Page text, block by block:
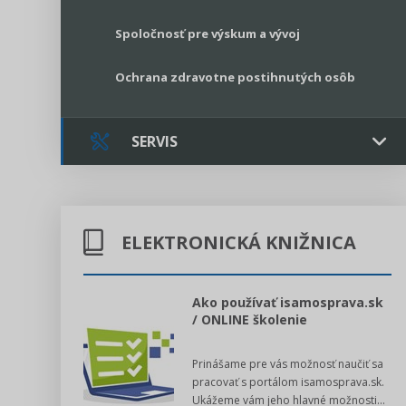
Spoločnosť pre výskum a vývoj
Ochrana zdravotne postihnutých osôb
SERVIS
Online poradenstvo
Register neziskových organizácií
Legislatívne správy
ELEKTRONICKÁ KNIŽNICA
Ako používať isamosprava.sk
/ ONLINE školenie
Prinášame pre vás možnosť naučiť sa
pracovať s portálom isamosprava.sk.
Ukážeme vám jeho hlavné možnosti...